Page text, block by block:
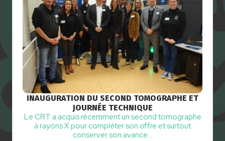
INAUGURATION DU SECOND TOMOGRAPHE ET
JOURNÉE TECHNIQUE
Le CRT a acquis récemment un second tomographe
à rayons X pour compléter son offre et surtout
conserver son avance…